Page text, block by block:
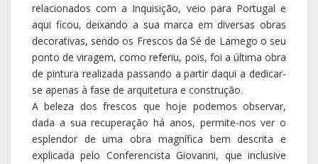
relacionados com a Inquisição, veio para Portugal e
aqui ficou, deixando a sua marca em diversas obras
decorativas, sendo os Frescos da Sé de Lamego o seu
ponto de viragem, como referiu, pois, foi a última obra
de pintura realizada passando a partir daqui a dedicar-
se apenas à fase de arquitetura e construção.
A beleza dos frescos que hoje podemos observar,
dada a sua recuperação há anos, permite-nos ver o
esplendor de uma obra magnífica bem descrita e
explicada pelo Conferencista Giovanni, que inclusive